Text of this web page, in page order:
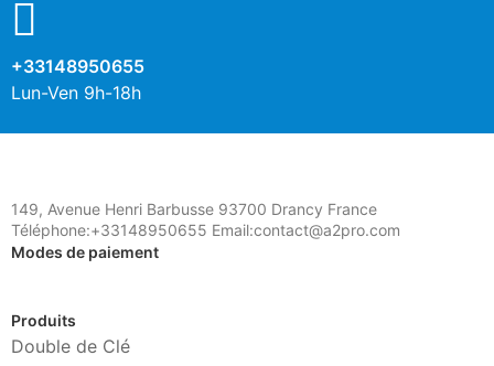
+33148950655
Lun-Ven 9h-18h
149, Avenue Henri Barbusse 93700 Drancy France
Téléphone:+33148950655 Email:contact@a2pro.com
Modes de paiement
Produits
Double de Clé